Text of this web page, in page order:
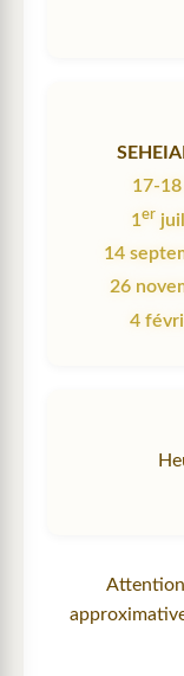
17-
1er
14
26
4